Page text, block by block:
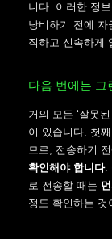
니다. 이러한 정
낭비하기 전에 자
직하고 신속하게
다음 번에는 그
거의 모든 ‘잘못
이 있습니다. 첫
므로, 전송하기
확인해야 합니다.
로 전송할 때는
정도 확인하는 것